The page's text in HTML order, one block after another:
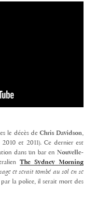
le décès de Chris Davidson,
et 2011). Ce dernier est
dans un bar en Nouvelle-
The Sydney Morning
et serait tombé au sol en se
la police, il serait mort des